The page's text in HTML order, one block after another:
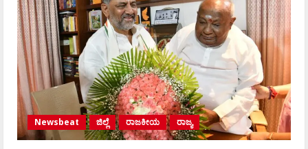
Newsbeat ಜಿಲ್ಲೆ ರಾಜಕೀಯ ರಾಜ್ಯ